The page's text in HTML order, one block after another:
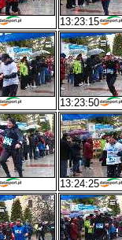
13:23:15
13:23:50
13:24:25